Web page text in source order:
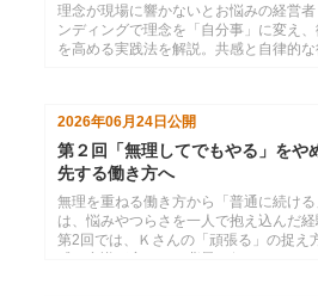
理念が現場に響かないとお悩みの経営
ンディングで理念を「自分事」に変え
を高める実践法を解説。共感と自律的な
2026年06月24日 公開
第２回「無理してでもやる」をや
先する働き方へ
無理を重ねる働き方から「普通に続け
は、悩みやつらさを一人で抱え込んだ経
第2回では、Ｋさんの「頑張る」の捉え